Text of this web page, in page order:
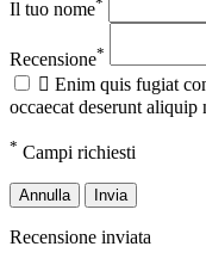
Il tuo nome
Recensione*
 Enim quis fugiat
occaecat deserunt aliquip
* Campi richiesti
Annulla Invia
Recensione inviata